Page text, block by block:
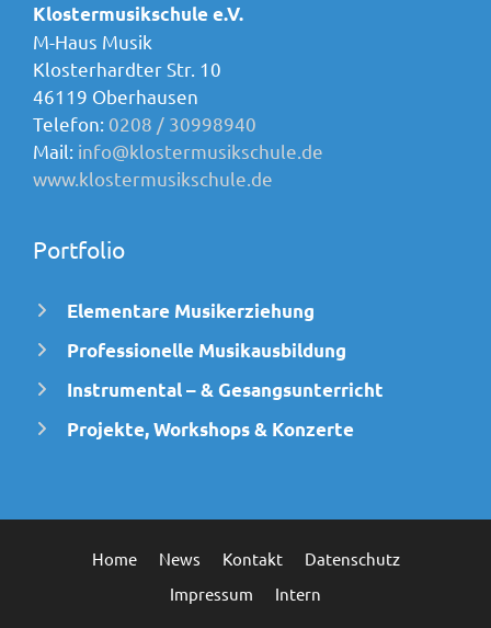
Klostermusikschule e.V.
M-Haus Musik
Klosterhardter Str. 10
46119 Oberhausen
Telefon: 0208 / 30998940
Mail: info@klostermusikschule.de
www.klostermusikschule.de
Portfolio
Elementare Musikerziehung
Professionelle Musikausbildung
Instrumental – & Gesangsunterricht
Projekte, Workshops & Konzerte
Home News Kontakt
Datenschutz
Impressum
Intern